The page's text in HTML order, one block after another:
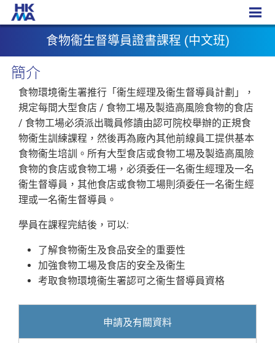
食物衞生督導員證書課程
食物衞生督導員證書課程 (中文班)
簡介
食物環境衞生署推行「衞生經理及衞生督導員計劃」，
規定每間大型食店 / 食物工場及製造高風險食物的食店
/ 食物工場必須派出職員修讀由認可院校舉辦的正規食
物衞生訓練課程，然後再為廠內其他前線員工提供基本
食物衞生培訓。所有大型食店或食物工場及製造高風險
食物的食店或食物工場，必須委任一名衞生經理及一名
衞生督導員，其他食店或食物工場則須委任一名衞生經
理或一名衞生督導員。
學員在課程完結後，可以:
了解食物衞生及食品安全的重要性
加強食物工場及食店的安全及衞生
考取食物環境衞生署認可之衞生督導員資格
申請及有關資料